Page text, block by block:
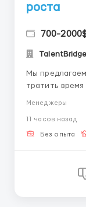
роста
700-
TalentBridge
Мы
тратить время
работать и зарабатывать.
Общение в
Менеджеры
11 часов назад
Без опыта